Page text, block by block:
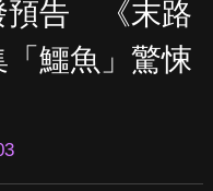
預告 《末路
鱷魚」驚悚